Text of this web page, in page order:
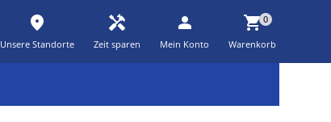
place
Unsere Standorte
handyman
Zeit sparen
person
Mein Konto
shopping_cart0
Warenkorb